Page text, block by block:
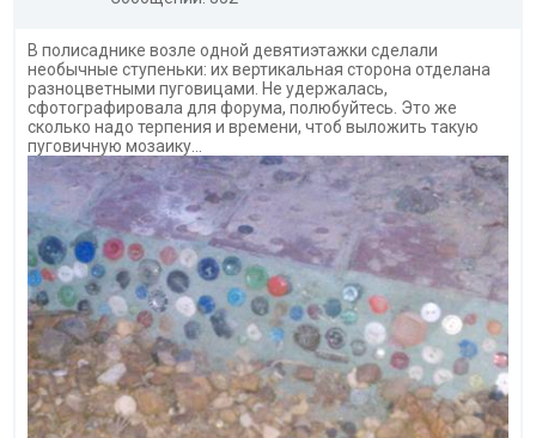
В полисаднике возле одной девятиэтажки сделали
необычные ступеньки: их вертикальная сторона отделана
разноцветными пуговицами. Не удержалась,
сфотографировала для форума, полюбуйтесь. Это же
сколько надо терпения и времени, чтоб выложить такую
пуговичную мозаику...